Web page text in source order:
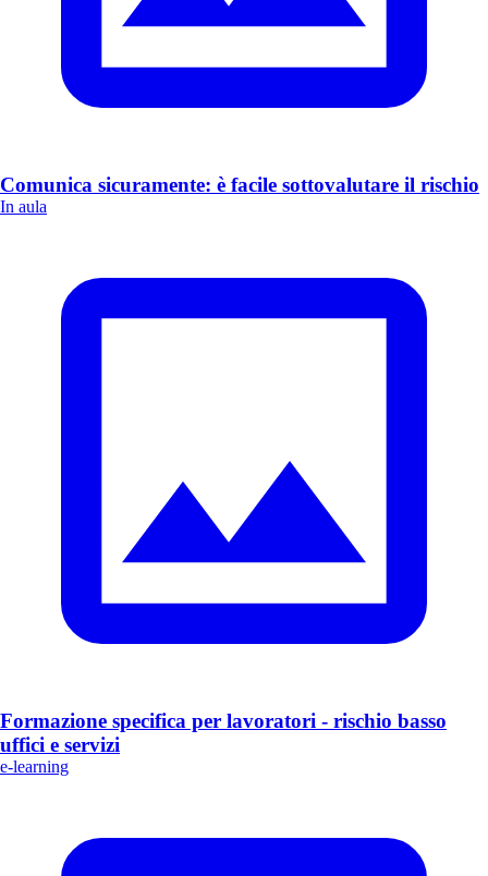
Comunica sicuramente: è facile sottovalutare il rischio
In aula
Formazione specifica per lavoratori - rischio basso
uffici e servizi
e-learning